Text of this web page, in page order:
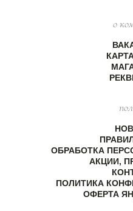
о
ОБРАБОТКА
АКЦИИ,
ПОЛИТИКА
ОФЕРТА